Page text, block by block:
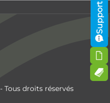
Support
Tous droits réservés